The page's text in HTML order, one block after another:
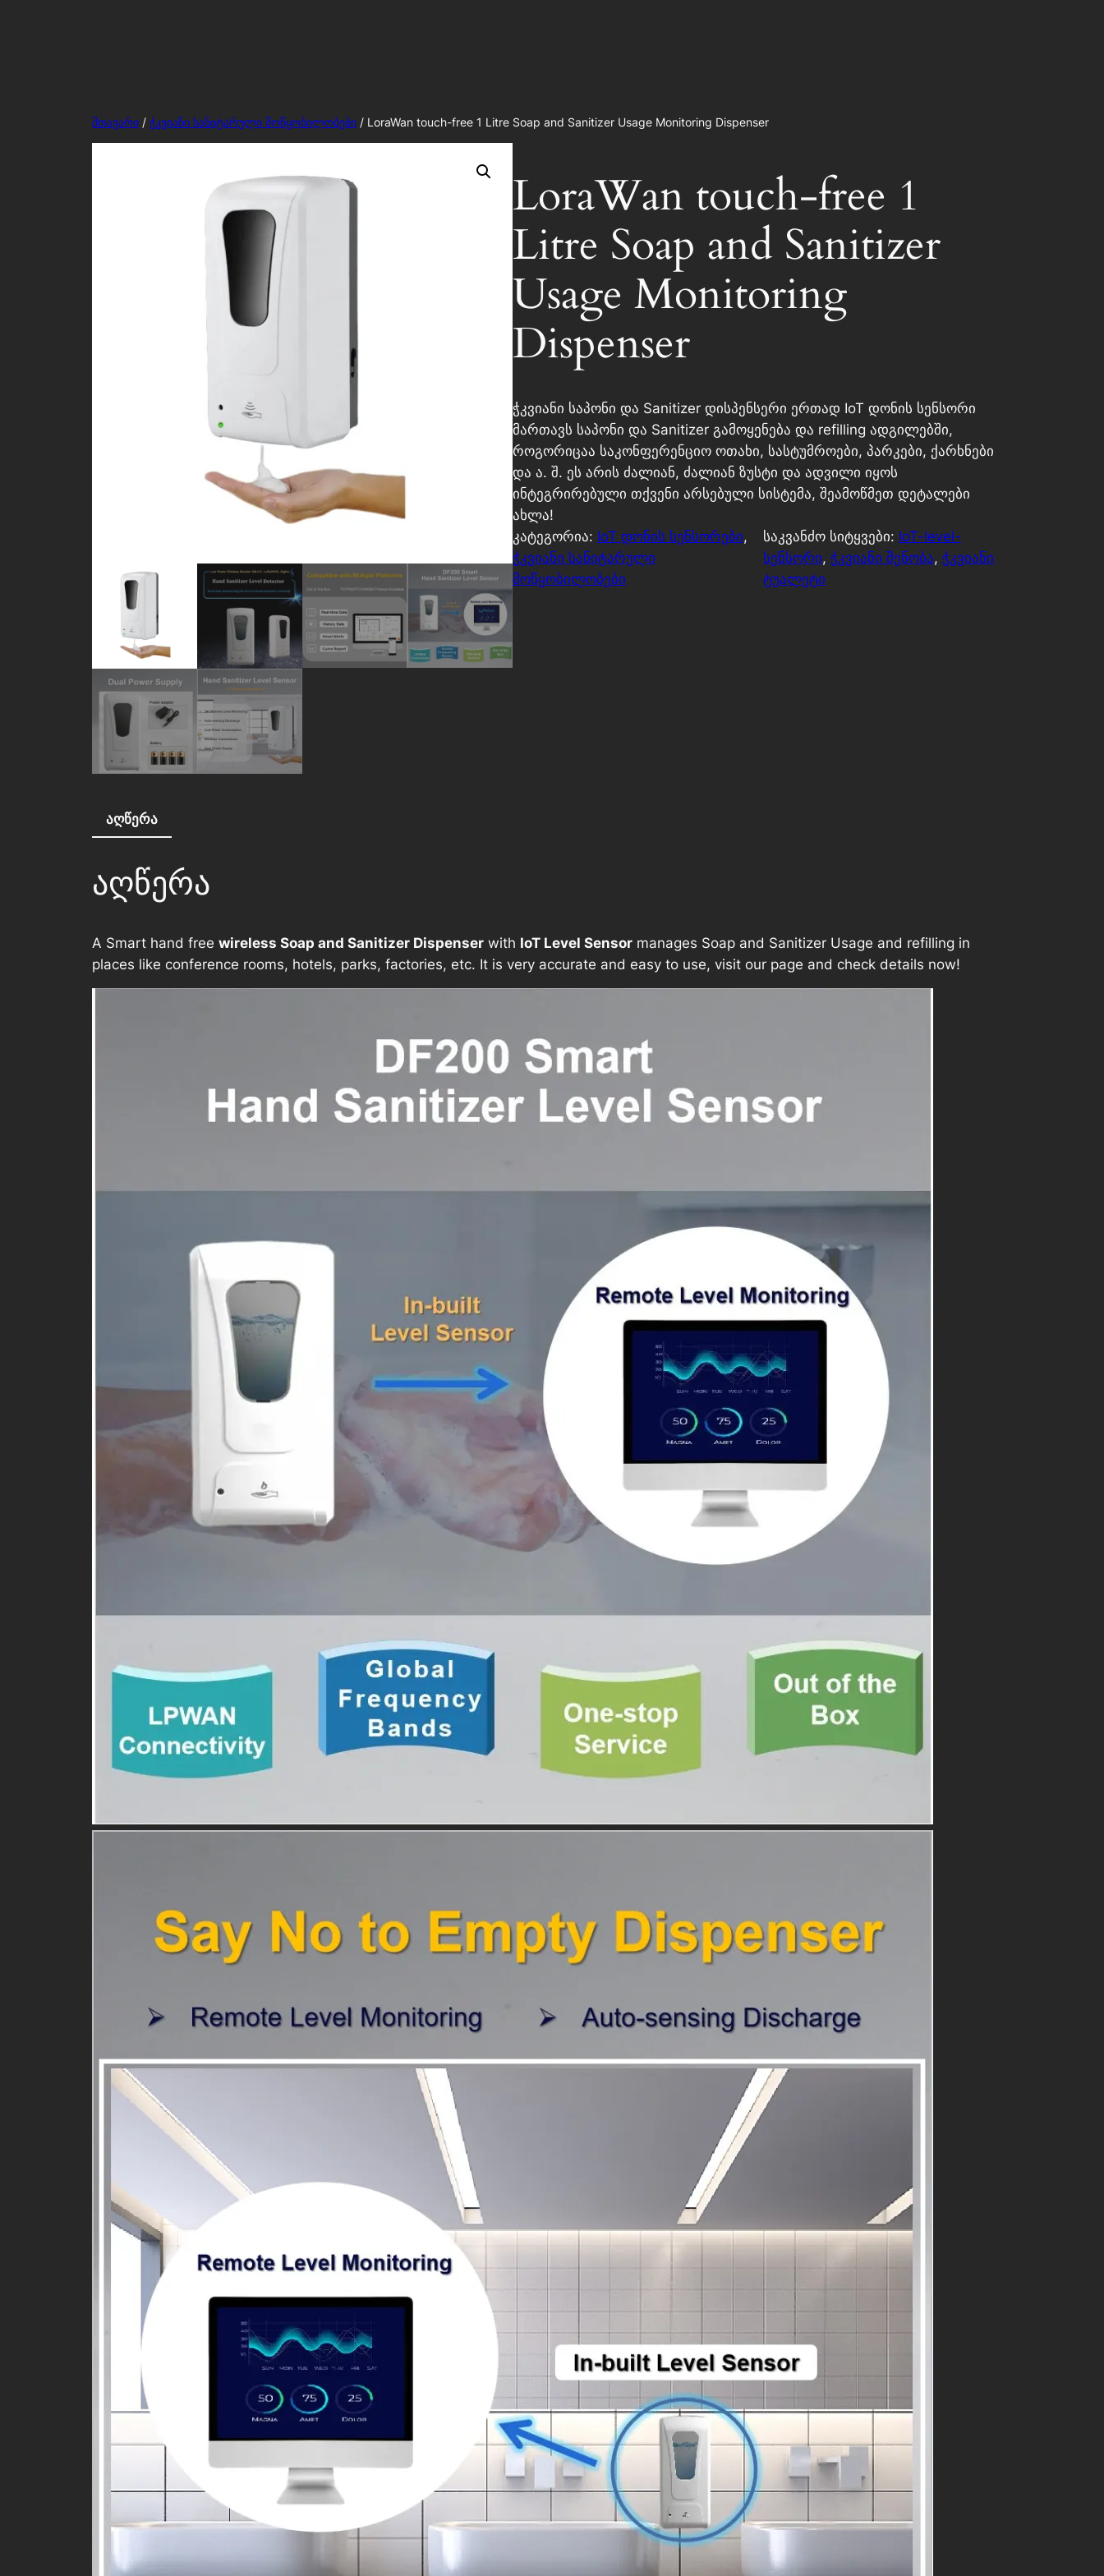
მთავარი / ჭკვიანი სანიტარული მოწყობილობები / LoraWan touch-free 1 Litre Soap and Sanitizer Usage Monitoring Dispenser
LoraWan touch-free 1
Litre Soap and Sanitizer
Usage Monitoring
Dispenser
ჭკვიანი საპონი და Sanitizer დისპენსერი ერთად IoT დონის სენსორი
მართავს საპონი და Sanitizer გამოყენება და refilling ადგილებში,
როგორიცაა საკონფერენციო ოთახი, სასტუმროები, პარკები, ქარხნები
და ა. შ. ეს არის ძალიან, ძალიან ზუსტი და ადვილი იყოს
ინტეგრირებული თქვენი არსებული სისტემა, შეამოწმეთ დეტალები
ახლა!
კატეგორია: IoT დონის სენსორები
ჭკვიანი სანიტარული
მოწყობილობები
საკვანძო სიტყვები: IoT-level-
სენსორი, ჭკვიანი შენობა, ჭკვიანი
ტუალეტი
აღწერა
აღწერა
A Smart hand free wireless Soap and Sanitizer Dispenser with IoT Level Sensor manages Soap and Sanitizer Usage and refilling in
places like conference rooms, hotels, parks, factories, etc. It is very accurate and easy to use, visit our page and check details now!